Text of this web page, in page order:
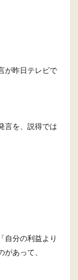
が昨日テレビで
言を、説得では
自分の利益より
あって、